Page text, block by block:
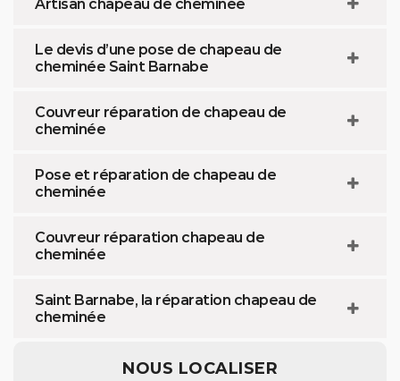
Artisan chapeau de cheminée
Le devis d’une pose de chapeau de
cheminée Saint Barnabe
Couvreur réparation de chapeau de
cheminée
Pose et réparation de chapeau de
cheminée
Couvreur réparation chapeau de
cheminée
Saint Barnabe, la réparation chapeau de
cheminée
NOUS LOCALISER